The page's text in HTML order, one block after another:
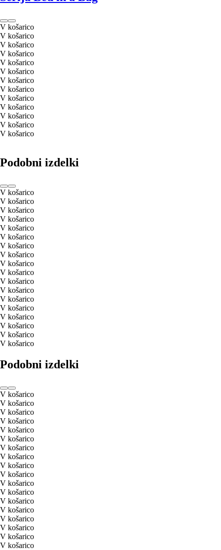
V košarico
V košarico
V košarico
V košarico
V košarico
V košarico
V košarico
V košarico
V košarico
V košarico
V košarico
V košarico
V košarico
Podobni izdelki
V košarico
V košarico
V košarico
V košarico
V košarico
V košarico
V košarico
V košarico
V košarico
V košarico
V košarico
V košarico
V košarico
V košarico
V košarico
V košarico
V košarico
V košarico
Podobni izdelki
V košarico
V košarico
V košarico
V košarico
V košarico
V košarico
V košarico
V košarico
V košarico
V košarico
V košarico
V košarico
V košarico
V košarico
V košarico
V košarico
V košarico
V košarico